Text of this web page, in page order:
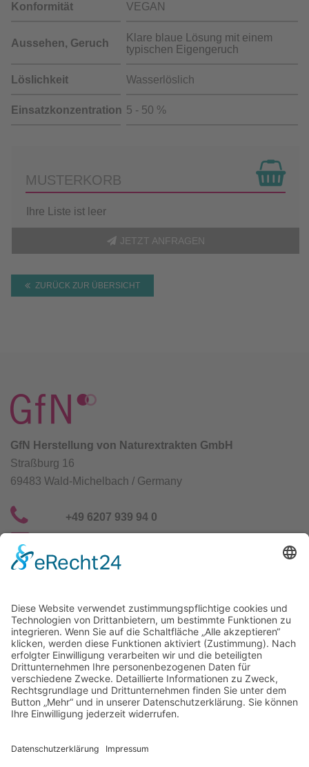
Konformität VEGAN
Aussehen, Geruch
Klare blaue Lösung mit einem
typischen Eigengeruch
Löslichkeit Wasserlöslich
Einsatzkonzentration 5 - 50 %
MUSTERKORB
Ihre Liste ist leer
JETZT ANFRAGEN
ZURÜCK ZUR ÜBERSICHT
GfN Herstellung von Naturextrakten GmbH
Straßburg 16
69483 Wald-Michelbach / Germany
+49 6207 939 94 0
Selco Wirkstoffe Vertriebs GmbH
Straßburg 16
69483 Wald-Michelbach / Germany